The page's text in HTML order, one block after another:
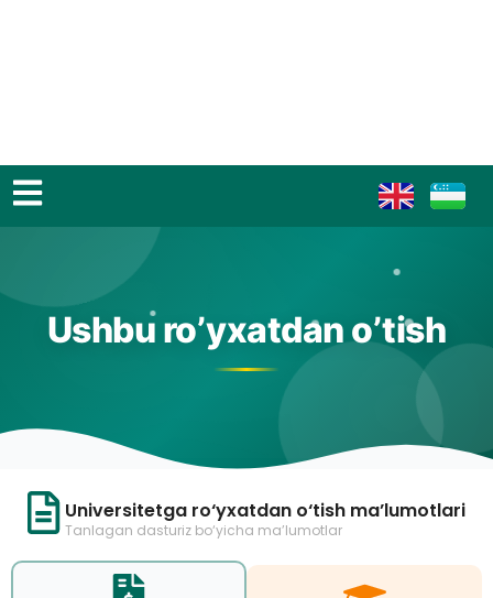
Ushbu ro’yxatdan o’tish
Universitetga ro‘yxatdan o‘tish ma’lumotlari
Tanlagan dasturiz bo‘yicha ma’lumotlar